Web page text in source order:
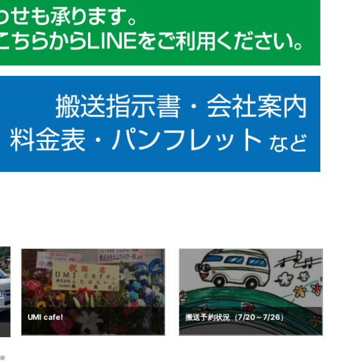
搬送予約状況（7/20～7/26） 搬送予約状況（6/29～7/5）